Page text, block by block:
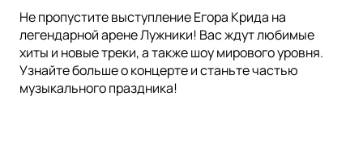
Не пропустите выступление Егора Крида на
легендарной арене Лужники! Вас ждут любимые
хиты и новые треки, а также шоу мирового уровня.
Узнайте больше о концерте и станьте частью
музыкального праздника!